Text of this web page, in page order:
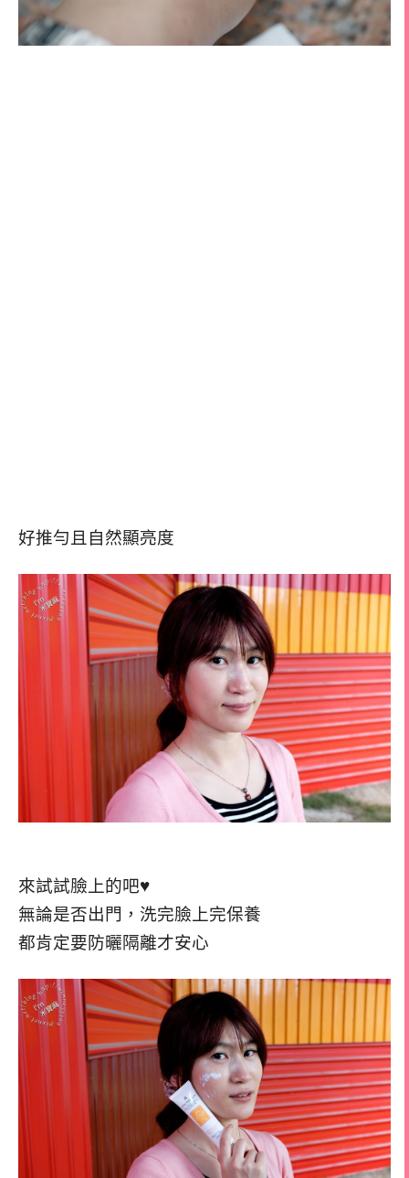
好推勻且自然顯亮度
來試試臉上的吧♥
無論是否出門，洗完臉上完保養
都肯定要防曬隔離才安心